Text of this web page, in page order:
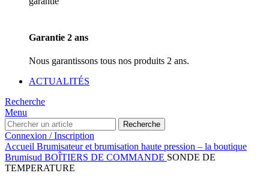
Garantie 2 ans
Nous garantissons tous nos produits 2 ans.
ACTUALITÉS
Recherche
Menu
Recherche
Connexion / Inscription
Accueil Brumisateur et brumisation haute pression – la boutique
Brumisud BOÎTIERS DE COMMANDE SONDE DE
TEMPERATURE